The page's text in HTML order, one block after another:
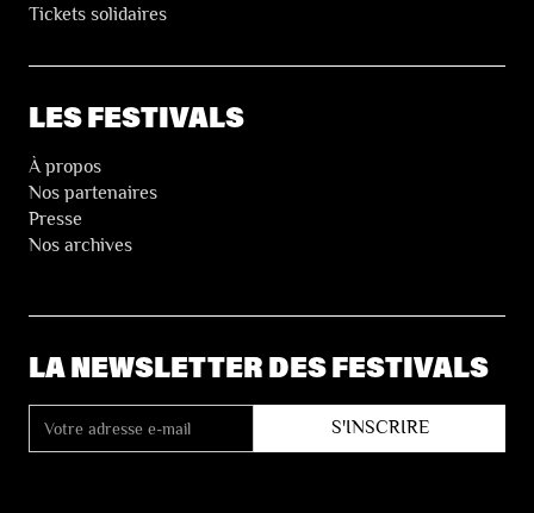
Tickets solidaires
LES FESTIVALS
À propos
Nos partenaires
Presse
Nos archives
LA NEWSLETTER DES FESTIVALS